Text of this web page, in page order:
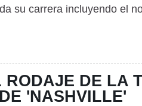
su carrera incluyendo el
RODAJE DE LA
'NASHVILLE'